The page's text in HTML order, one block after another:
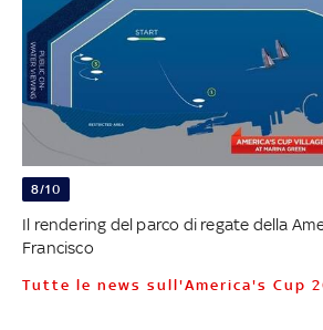
8/10
Il rendering del parco di regate della
Francisco
Tutte le news sull'America's Cup